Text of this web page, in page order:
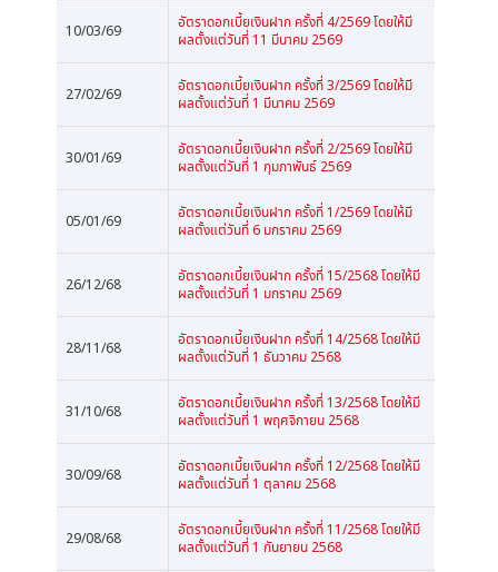
10/03/69
อัตราดอกเบี้ยเงินฝาก ครั้งที่ 4/2569 โดยให้มี
ผลตั้งแต่วันที่ 11 มีนาคม 2569
27/02/69
อัตราดอกเบี้ยเงินฝาก ครั้งที่ 3/2569 โดยให้มี
ผลตั้งแต่วันที่ 1 มีนาคม 2569
30/01/69
อัตราดอกเบี้ยเงินฝาก ครั้งที่ 2/2569 โดยให้มี
ผลตั้งแต่วันที่ 1 กุมภาพันธ์ 2569
05/01/69
อัตราดอกเบี้ยเงินฝาก ครั้งที่ 1/2569 โดยให้มี
ผลตั้งแต่วันที่ 6 มกราคม 2569
26/12/68
อัตราดอกเบี้ยเงินฝาก ครั้งที่ 15/2568 โดยให้มี
ผลตั้งแต่วันที่ 1 มกราคม 2569
28/11/68
อัตราดอกเบี้ยเงินฝาก ครั้งที่ 14/2568 โดยให้มี
ผลตั้งแต่วันที่ 1 ธันวาคม 2568
31/10/68
อัตราดอกเบี้ยเงินฝาก ครั้งที่ 13/2568 โดยให้มี
ผลตั้งแต่วันที่ 1 พฤศจิกายน 2568
30/09/68
อัตราดอกเบี้ยเงินฝาก ครั้งที่ 12/2568 โดยให้มี
ผลตั้งแต่วันที่ 1 ตุลาคม 2568
29/08/68
อัตราดอกเบี้ยเงินฝาก ครั้งที่ 11/2568 โดยให้มี
ผลตั้งแต่วันที่ 1 กันยายน 2568